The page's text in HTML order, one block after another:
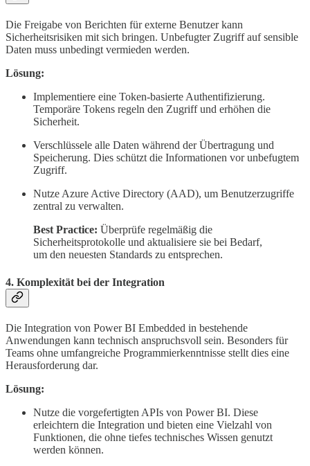
Die Freigabe von Berichten für externe Benutzer kann
Sicherheitsrisiken mit sich bringen. Unbefugter Zugriff auf sensible
Daten muss unbedingt vermieden werden.
Lösung:
Implementiere eine Token-basierte Authentifizierung.
Temporäre Tokens regeln den Zugriff und erhöhen die
Sicherheit.
Verschlüssele alle Daten während der Übertragung und
Speicherung. Dies schützt die Informationen vor unbefugtem
Zugriff.
Nutze Azure Active Directory (AAD), um Benutzerzugriffe
zentral zu verwalten.
Best Practice: Überprüfe regelmäßig die
Sicherheitsprotokolle und aktualisiere sie bei Bedarf,
um den neuesten Standards zu entsprechen.
4. Komplexität bei der Integration
Die Integration von Power BI Embedded in bestehende
Anwendungen kann technisch anspruchsvoll sein. Besonders für
Teams ohne umfangreiche Programmierkenntnisse stellt dies eine
Herausforderung dar.
Lösung:
Nutze die vorgefertigten APIs von Power BI. Diese
erleichtern die Integration und bieten eine Vielzahl von
Funktionen, die ohne tiefes technisches Wissen genutzt
werden können.